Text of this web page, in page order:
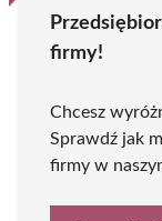
firmy!
Chcesz
Sprawdź jak
firmy w